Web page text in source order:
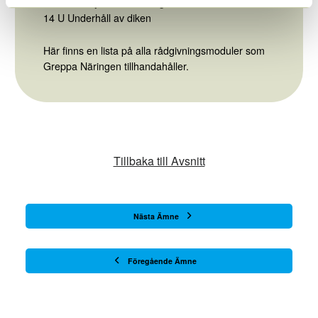
14 U Underhåll av diken
Här finns en lista på alla rådgivningsmoduler som
Greppa Näringen tillhandahåller.
Föregående Ämne
Tillbaka till Avsnitt
Nästa Ämne